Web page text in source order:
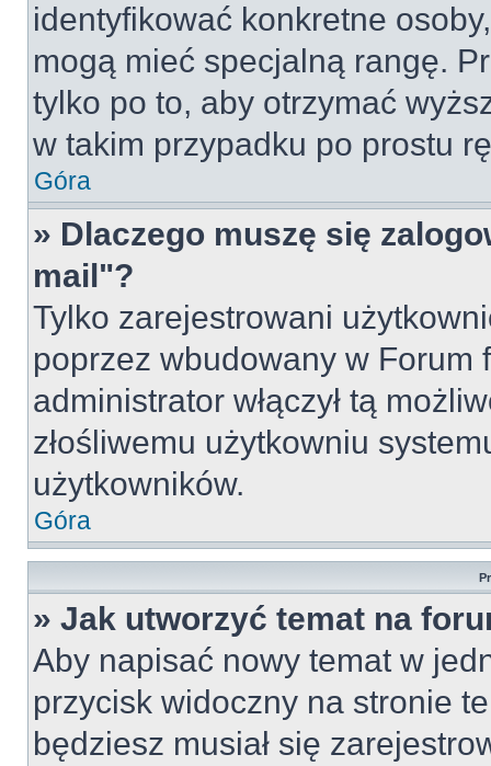
identyfikować konkretne
mogą mieć specjalną rangę.
tylko po to, aby otrzymać
w takim przypadku po prostu
Góra
» Dlaczego muszę się
mail"?
Tylko zarejestrowani
poprzez wbudowany w Forum
administrator włączył tą
złośliwemu użytkowniu
użytkowników.
Góra
» Jak utworzyć temat na
Aby napisać nowy temat w
przycisk widoczny na stronie
będziesz musiał się